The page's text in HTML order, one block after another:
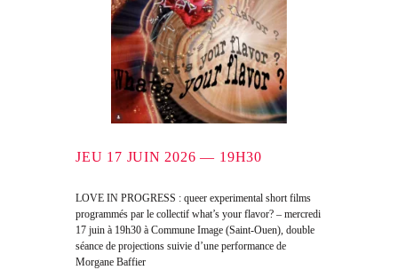
JEU 17 JUIN 2026 — 19H30
LOVE IN PROGRESS : queer experimental short films
programmés par le collectif what’s your flavor? – mercredi
17 juin à 19h30 à Commune Image (Saint-Ouen), double
séance de projections suivie d’une performance de
Morgane Baffier